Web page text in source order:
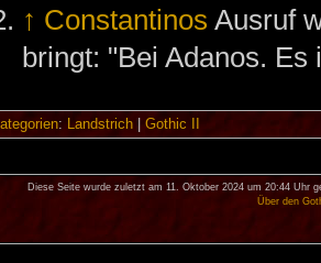
↑ Constantinos Ausruf
bringt: "Bei Adanos.
: Landstrich| Gothic II
Diese Seite wurde zuletzt am 11. Oktober 2024 um 20:44 Uhr
Über den